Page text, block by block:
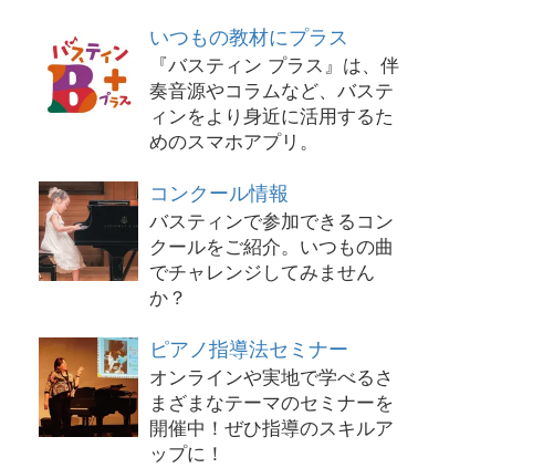
いつもの教材にプラス
『バスティン プラス』は、伴
奏音源やコラムなど、バステ
ィンをより身近に活用するた
めのスマホアプリ。
コンクール情報
バスティンで参加できるコン
クールをご紹介。いつもの曲
でチャレンジしてみません
か？
ピアノ指導法セミナー
オンラインや実地で学べるさ
まざまなテーマのセミナーを
開催中！ぜひ指導のスキルア
ップに！